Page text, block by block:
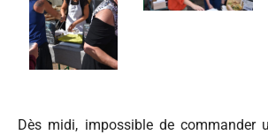
Dès midi, impossible de commander